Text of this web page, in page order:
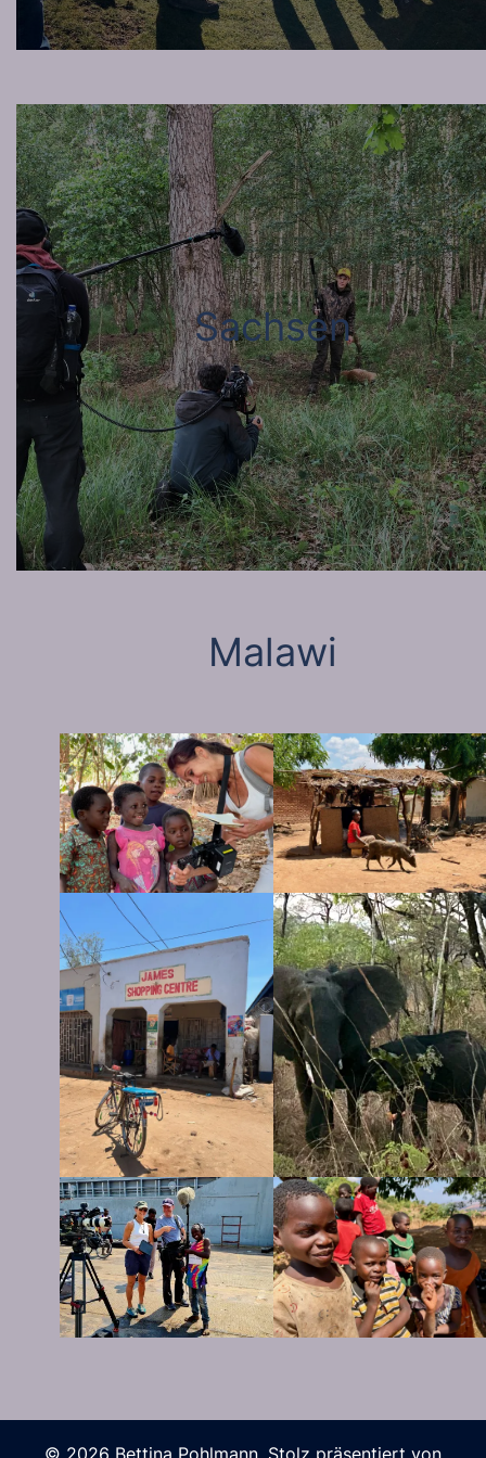
Sachsen
Malawi
© 2026 Bettina Pohlmann. Stolz präsentiert von